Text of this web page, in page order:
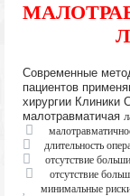
Современные
пациентов
хирургии Клиники
малотравматичая
длительность
отсутствие
отсутствие
минимальные